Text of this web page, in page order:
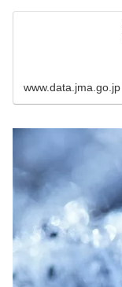
www.data.jma.go.jp